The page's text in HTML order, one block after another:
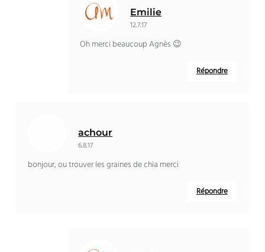
Emilie
12.7.17
Oh merci beaucoup Agnès 😉
Répondre
achour
6.8.17
bonjour, ou trouver les graines de chia merci
Répondre